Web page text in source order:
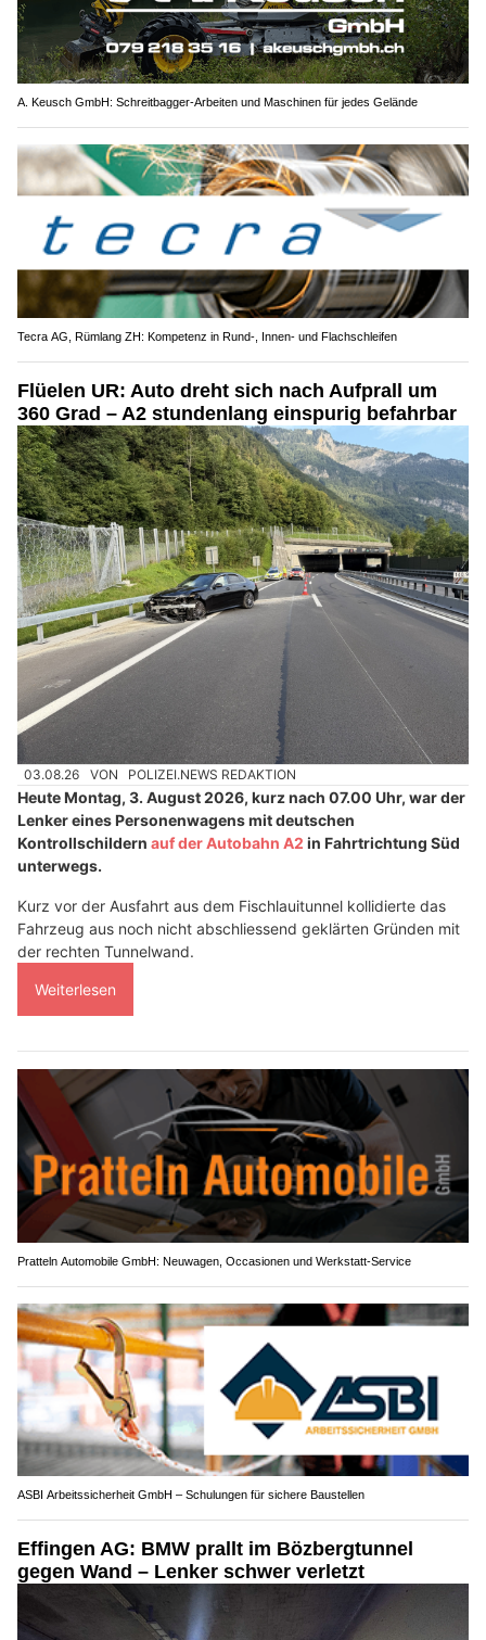
A. Keusch GmbH: Schreitbagger-Arbeiten und Maschinen für jedes Gelände
Tecra AG, Rümlang ZH: Kompetenz in Rund-, Innen- und Flachschleifen
Flüelen UR: Auto dreht sich nach Aufprall um
360 Grad – A2 stundenlang einspurig befahrbar
03.08.26 VON POLIZEI.NEWS REDAKTION
Heute Montag, 3. August 2026, kurz nach 07.00 Uhr, war der
Lenker eines Personenwagens mit deutschen
Kontrollschildern auf der Autobahn A2 in Fahrtrichtung Süd
unterwegs.
Kurz vor der Ausfahrt aus dem Fischlauitunnel kollidierte das
Fahrzeug aus noch nicht abschliessend geklärten Gründen mit
der rechten Tunnelwand.
Weiterlesen
Pratteln Automobile GmbH: Neuwagen, Occasionen und Werkstatt-Service
ASBI Arbeitssicherheit GmbH – Schulungen für sichere Baustellen
Effingen AG: BMW prallt im Bözbergtunnel
gegen Wand – Lenker schwer verletzt